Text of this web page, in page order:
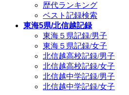
歴代ランキング
ベスト記録検索
東海5県/北信越記録
東海５県記録/男子
東海５県記録/女子
北信越高校記録/男子
北信越高校記録/女子
北信越中学記録/男子
北信越中学記録/女子